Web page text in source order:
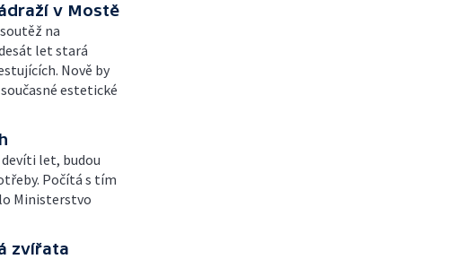
v Mostě
na
let stará
Nově by
estetické
let, budou
Počítá s tím
Ministerstvo
zvířata